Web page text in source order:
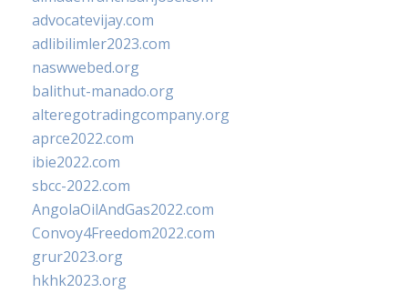
advocatevijay.com
adlibilimler2023.com
naswwebed.org
balithut-manado.org
alteregotradingcompany.org
aprce2022.com
ibie2022.com
sbcc-2022.com
AngolaOilAndGas2022.com
Convoy4Freedom2022.com
grur2023.org
hkhk2023.org